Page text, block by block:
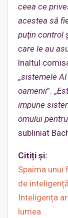
ceea ce
acestea să
puţin control
care le au
înaltul
„sistemele
oamenii”. „
impune
omului
subliniat
Citiți și:
Spaima
de
Inteligența
lumea